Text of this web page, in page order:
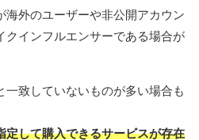
海外のユーザーや非公開アカウン
クインフルエンサーである場合が
一致していないものが多い場合も
定して購入できるサービスが存在